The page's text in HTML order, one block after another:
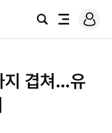
검
전
로
그
지 겹쳐…유